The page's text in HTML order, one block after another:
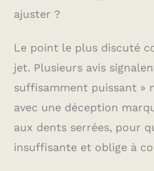
ajuster ?
Le point le plus discuté
jet. Plusieurs avis
suffisamment puissant »
avec une déception
aux dents serrées, pour
insuffisante et oblige à